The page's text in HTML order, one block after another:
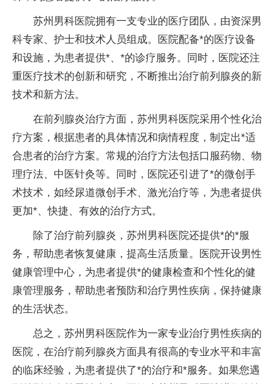
苏州男科医院拥有一支专业的医疗团队，由资深男
科专家、护士和技术人员组成。医院配备*的医疗设备
和设施，为患者提供*、*的诊疗服务。同时，医院还注
重医疗技术的创新和研究，不断推出治疗前列腺炎的新
技术和新方法。
在前列腺炎治疗方面，苏州男科医院采用个性化治
疗方案，根据患者的具体情况和病情程度，制定出*适
合患者的治疗方案。常规的治疗方法包括口服药物、物
理疗法、中医针灸等。同时，医院还引进了*的微创手
术技术，如经尿道微创手术、激光治疗等，为患者提供
更加*、快捷、有效的治疗方式。
除了治疗前列腺炎，苏州男科医院还提供*的*服
务，帮助患者恢复健康，提高生活质量。医院开设男性
健康管理中心，为患者提供*的健康检查和个性化的健
康管理服务，帮助患者预防和治疗男性疾病，保持健康
的生活状态。
总之，苏州男科医院作为一家专业治疗男性疾病的
医院，在治疗前列腺炎方面具有很高的专业水平和丰富
的临床经验，为患者提供了*的治疗和*服务。如果您遇